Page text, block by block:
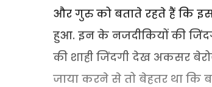
और गुरु को बताते रहते हैं कि
हुआ. इन के नजदीकियों की
की शाही जिंदगी देख अकसर
जाया करने से तो बेहतर था कि